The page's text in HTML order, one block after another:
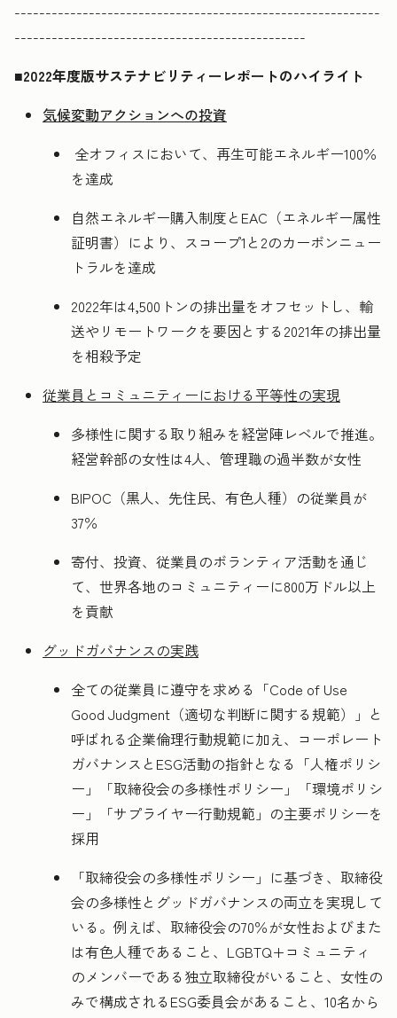
-----------------------------------------------------------
-----------------------------------------------
■2022年度版サステナビリティーレポートのハイライト
気候変動アクションへの投資
全オフィスにおいて、再生可能エネルギー100％
を達成
自然エネルギー購入制度とEAC（エネルギー属性
証明書）により、スコープ1と2のカーボンニュー
トラルを達成
2022年は4,500トンの排出量をオフセットし、輸
送やリモートワークを要因とする2021年の排出量
を相殺予定
従業員とコミュニティーにおける平等性の実現
多様性に関する取り組みを経営陣レベルで推進。
経営幹部の女性は4人、管理職の過半数が女性
BIPOC（黒人、先住民、有色人種）の従業員が
37％
寄付、投資、従業員のボランティア活動を通じ
て、世界各地のコミュニティーに800万ドル以上
を貢献
グッドガバナンスの実践
全ての従業員に遵守を求める「Code of Use
Good Judgment（適切な判断に関する規範）」と
呼ばれる企業倫理行動規範に加え、コーポレート
ガバナンスとESG活動の指針となる「人権ポリシ
ー」「取締役会の多様性ポリシー」「環境ポリシ
ー」「サプライヤー行動規範」の主要ポリシーを
採用
「取締役会の多様性ポリシー」に基づき、取締役
会の多様性とグッドガバナンスの両立を実現して
いる。例えば、取締役会の70％が女性およびまた
は有色人種であること、LGBTQ+コミュニティ
のメンバーである独立取締役がいること、女性の
みで構成されるESG委員会があること、10名から